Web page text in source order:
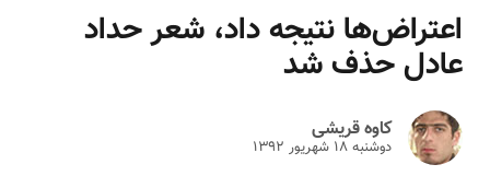
اعتراض‌ها نتیجه داد، شعر حداد
عادل حذف شد
کاوه قریشی
دوشنبه ۱۸ شهريور ۱۳۹۲